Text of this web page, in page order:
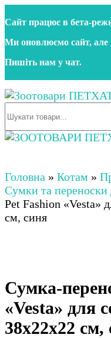
до
контенту
Сайт працює в
Ми оновлюємо сайт,
Пишіть нам у чат.
Зоотовари
Зоомагазин для
аксесуари та догляд
аксесуари та
Україні
Головна » Котам »
Сумки та переноски
Pet Fashion «Vesta»
см, синя
Сумка-
«Vesta» для
38х22х22 см,